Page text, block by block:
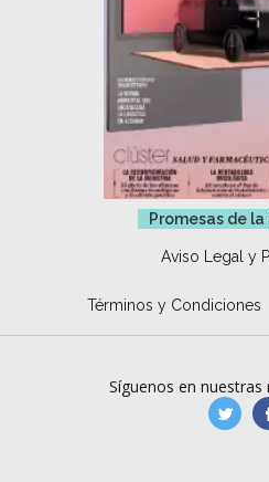
Promesas de
Aviso Legal y
Términos y Condiciones
Síguenos en nuestras